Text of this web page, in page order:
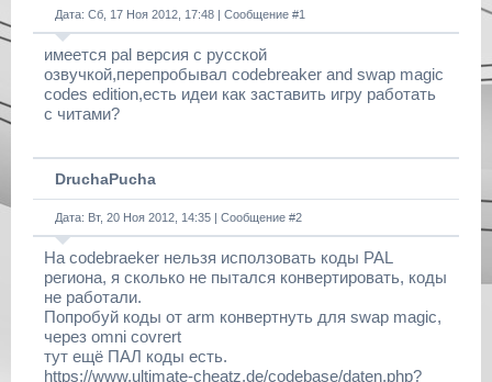
Дата: Сб, 17 Ноя 2012, 17:48 | Сообщение #1
имеется pal версия с русской
озвучкой,перепробывал codebreaker and swap magic
codes edition,есть идеи как заставить игру работать
с читами?
DruchaPucha
Дата: Вт, 20 Ноя 2012, 14:35 | Сообщение #2
На codebraeker нельзя исползовать коды PAL
региона, я сколько не пытался конвертировать, коды
не работали.
Попробуй коды от arm конвертнуть для swap magic,
через omni covrert
тут ещё ПАЛ коды есть.
https://www.ultimate-cheatz.de/codebase/daten.php?